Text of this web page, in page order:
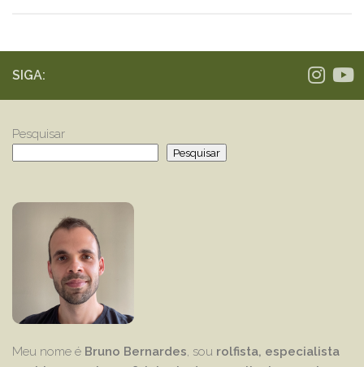
SIGA:
Pesquisar
Pesquisar
Meu nome é Bruno Bernardes, sou rolfista, especialista